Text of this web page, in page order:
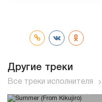
Другие треки
Все треки исполнителя